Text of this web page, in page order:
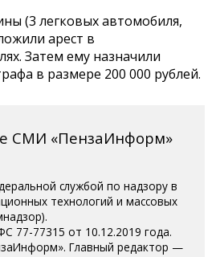
(3 легковых автомобиля,
арест в
Затем ему назначили
в размере 200 000 рублей.
СМИ «ПензаИнформ»
службой по надзору в
технологий и массовых
77-77315 от 10.12.2019 года.
Главный редактор —